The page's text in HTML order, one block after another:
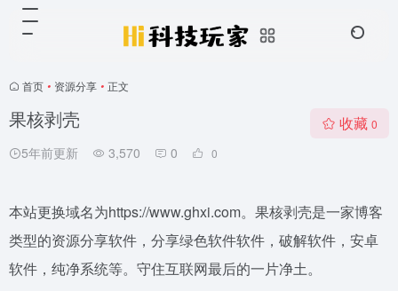
首页 • 资源分享 • 正文
果核剥壳
5年前更新 3,570 0 0
收藏 0
本站更换域名为https://www.ghxi.com。果核剥壳是一家博客
类型的资源分享软件，分享绿色软件软件，破解软件，安卓
软件，纯净系统等。守住互联网最后的一片净土。